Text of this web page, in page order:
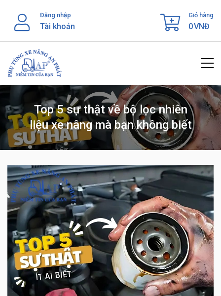
content
Đăng nhập
Tài khoản
Giỏ hàng
0VNĐ
Top 5 sự thật về bộ lọc nhiên
liệu xe nâng mà bạn không biết